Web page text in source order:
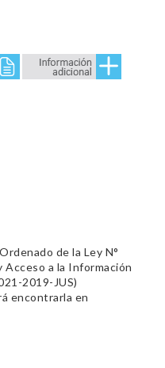
de la Ley N°
Acceso a la Información
2019-JUS)
encontrarla en